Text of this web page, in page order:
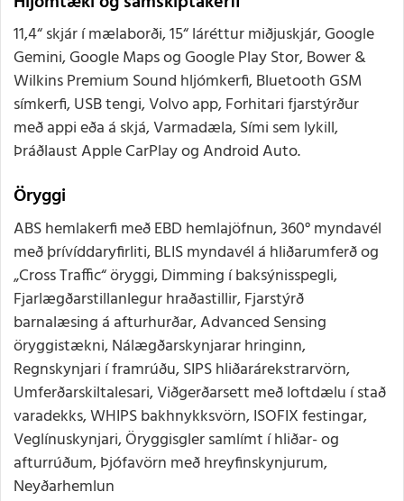
11,4“ skjár í mælaborði, 15“ láréttur miðjuskjár, Google
Gemini, Google Maps og Google Play Stor, Bower &
Wilkins Premium Sound hljómkerfi, Bluetooth GSM
símkerfi, USB tengi, Volvo app, Forhitari fjarstýrður
með appi eða á skjá, Varmadæla, Sími sem lykill,
Þráðlaust Apple CarPlay og Android Auto.
Öryggi
ABS hemlakerfi með EBD hemlajöfnun, 360° myndavél
með þrívíddaryfirliti, BLIS myndavél á hliðarumferð og
„Cross Traffic“ öryggi, Dimming í baksýnisspegli,
Fjarlægðarstillanlegur hraðastillir, Fjarstýrð
barnalæsing á afturhurðar, Advanced Sensing
öryggistækni, Nálægðarskynjarar hringinn,
Regnskynjari í framrúðu, SIPS hliðarárekstrarvörn,
Umferðarskiltalesari, Viðgerðarsett með loftdælu í stað
varadekks, WHIPS bakhnykksvörn, ISOFIX festingar,
Veglínuskynjari, Öryggisgler samlímt í hliðar- og
afturrúðum, Þjófavörn með hreyfinskynjurum,
Neyðarhemlun